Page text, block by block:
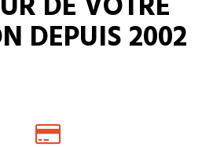
DEPUIS 2002